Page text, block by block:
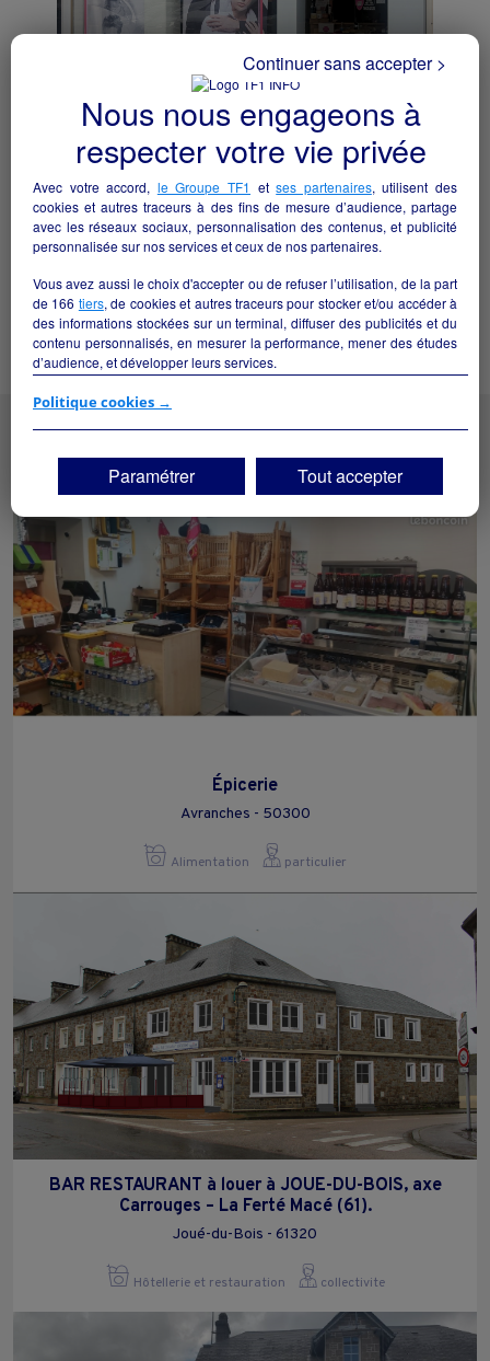
Salon de coiffure
Lisieux - 14100
Bien-être/beauté particulier
Voir toutes les annonces "Bien-
être/beauté" de la région
LES ANNONCES DE LA RÉGION NORMANDIE
Épicerie
Avranches - 50300
Alimentation particulier
BAR RESTAURANT à louer à JOUE-DU-BOIS, axe
Carrouges – La Ferté Macé (61).
Joué-du-Bois - 61320
Hôtellerie et restauration collectivite
Nous nous engageons à
respecter votre vie privée
Avec votre accord, le Groupe TF1 etses partenaires, utilisent des
cookies et autres traceurs à des fins de mesure d’audience, partage
avec les réseaux sociaux, personnalisation des contenus, et publicité
personnalisée sur nos services et ceux de nos partenaires.
Vous avez aussi le choix d'accepter ou de refuser l’utilisation, de la part
de 166 tiers, de cookies et autres traceurs pour stocker et/ou accéder à
des informations stockées sur un terminal, diffuser des publicités et du
contenu personnalisés, en mesurer la performance, mener des études
d’audience, et développer leurs services.
Si vous continuez sans accepter, les fonctionnalités liées à la
vos centres d'intérêt. Seuls lescookies/traceurs techniquesseront
déposés et lus sur votre terminal.
Vous pouvez exprimer vos choix en cliquant sur "Tout accepter",
"Continuer sans accepter" ou "Paramétrer", et les modifier à tout
moment en cliquant sur le lien "Paramétrez vos choix" situé en bas de
page.
Politique cookies →
Paramétrer
Continuer sans accepter >
Tout accepter